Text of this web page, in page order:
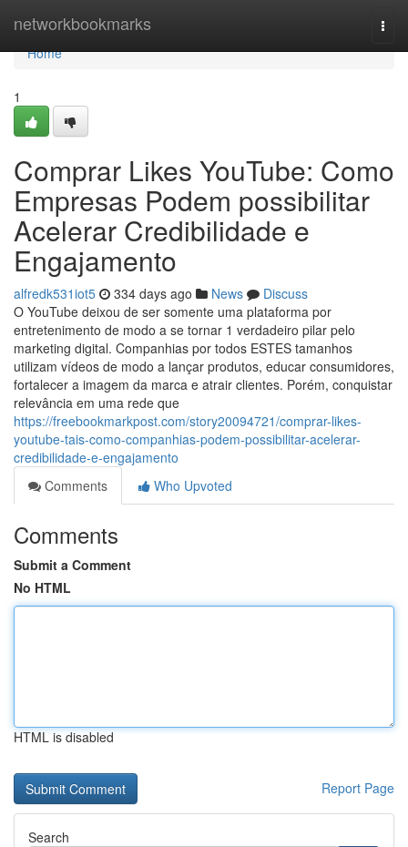
networkbookmarks
Home
Home
1
Comprar Likes YouTube: Como
Empresas Podem possibilitar
Acelerar Credibilidade e
Engajamento
alfredk531iot5 334 days ago News
Discuss
O YouTube deixou de ser somente uma plataforma por
entretenimento de modo a se tornar 1 verdadeiro pilar pelo
marketing digital. Companhias por todos ESTES tamanhos
utilizam vídeos de modo a lançar produtos, educar consumidores,
fortalecer a imagem da marca e atrair clientes. Porém, conquistar
relevância em uma rede que
https://freebookmarkpost.com/story20094721/comprar-likes-
youtube-tais-como-companhias-podem-possibilitar-acelerar-
credibilidade-e-engajamento
Comments
Who Upvoted
Comments
Submit a Comment
No HTML
HTML is disabled
Report Page
Search